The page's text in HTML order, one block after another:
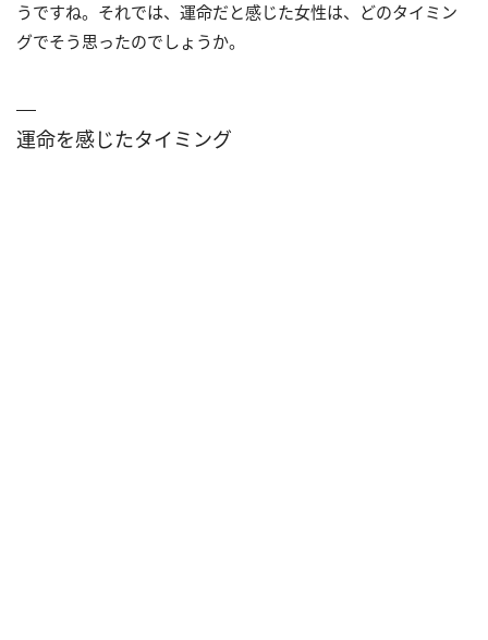
うですね。それでは、運命だと感じた女性は、どのタイミン
グでそう思ったのでしょうか。
運命を感じたタイミング